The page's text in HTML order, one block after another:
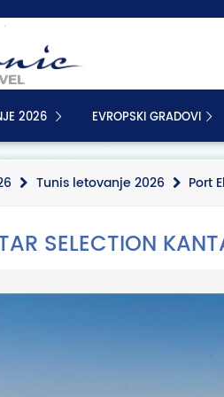
2026 EVROPSKI GRADOVI
Tunis letovanje 2026 Port
SELECTION